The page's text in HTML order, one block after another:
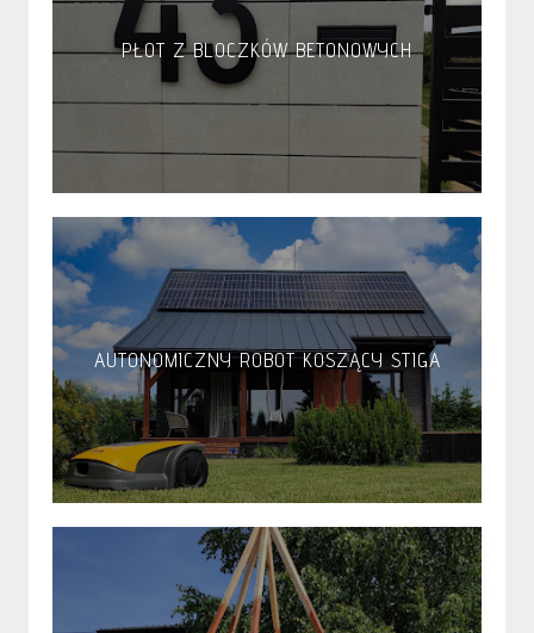
PŁOT Z BLOCZKÓW BETONOWYCH
AUTONOMICZNY ROBOT KOSZĄCY STIGA